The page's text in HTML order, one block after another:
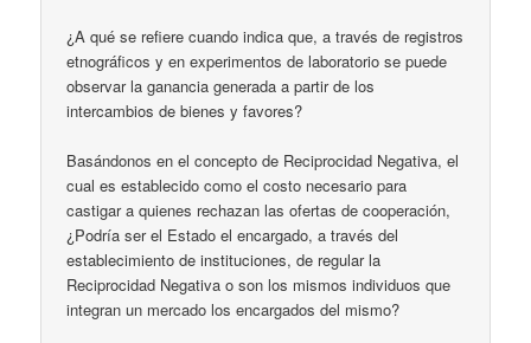
¿A qué se refiere cuando indica que, a través de registros
etnográficos y en experimentos de laboratorio se puede
observar la ganancia generada a partir de los
intercambios de bienes y favores?
Basándonos en el concepto de Reciprocidad Negativa, el
cual es establecido como el costo necesario para
castigar a quienes rechazan las ofertas de cooperación,
¿Podría ser el Estado el encargado, a través del
establecimiento de instituciones, de regular la
Reciprocidad Negativa o son los mismos individuos que
integran un mercado los encargados del mismo?